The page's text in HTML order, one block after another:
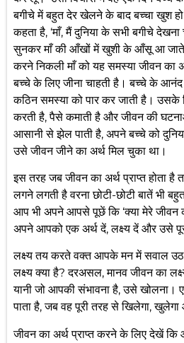
बगीचे में बहुत देर खेलने के बाद बच्चा खुश
कहता है, ‘माँ, मैं दुनिया के सभी बगीचे
सुनकर माँ की आँखों में खुशी के आँसू आ
करने निकली माँ को यह समस्या जीवन का
बच्चे के लिए जीना चाहती है। बच्चे के आनंद
कठिन समस्या को पार कर जाती है। उसके
करती है, पैसे कमाती है और जीवन की
आसानी से झेल पाती है, अपने बच्चे को
उसे जीवन जीने का अर्थ मिल चुका था।
इस तरह जब जीवन का अर्थ प्राप्त होता
लगने लगती है वरना छोटी-छोटी बातें भी
आप भी अपने आपसे पूछें कि ‘क्या मेरे जीवन
अपने आपको एक अर्थ दें, लक्ष्य दें और उसे
लक्ष्य तय करते वक्त आपके मन में सवाल
लक्ष्य क्या है? दरअसल, मानव जीवन का
यानी जो आपकी संभावना है, उसे खोलना।
पाता है, जब वह पूरी तरह से खिलेगा,
जीवन का अर्थ प्राप्त करने के लिए देखें